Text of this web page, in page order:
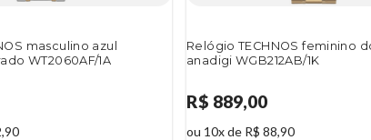
masculino azul
WT2060AF/1A
Relógio TECHNOS feminino
anadigi WGB212AB/1K
R$ 889,00
ou 10x de R$ 88,90